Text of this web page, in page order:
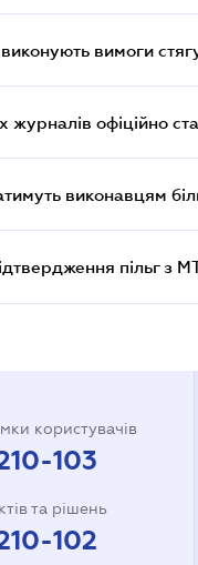
вимоги
журналів офіційно
виконавцям
пільг з
користувачів
103
та рішень
102